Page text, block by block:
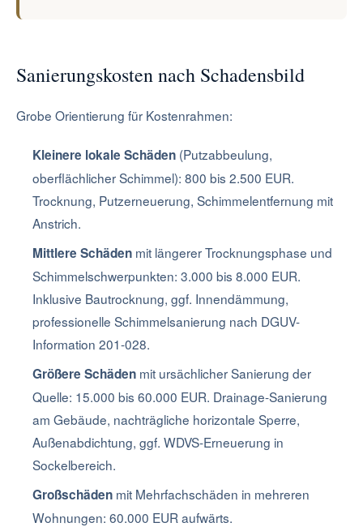
Sanierungskosten nach Schadensbild
Grobe Orientierung für Kostenrahmen:
Kleinere lokale Schäden (Putzabbeulung,
oberflächlicher Schimmel): 800 bis 2.500 EUR.
Trocknung, Putzerneuerung, Schimmelentfernung mit
Anstrich.
Mittlere Schäden mit längerer Trocknungsphase und
Schimmelschwerpunkten: 3.000 bis 8.000 EUR.
Inklusive Bautrocknung, ggf. Innendämmung,
professionelle Schimmelsanierung nach DGUV-
Information 201-028.
Größere Schäden mit ursächlicher Sanierung der
Quelle: 15.000 bis 60.000 EUR. Drainage-Sanierung
am Gebäude, nachträgliche horizontale Sperre,
Außenabdichtung, ggf. WDVS-Erneuerung in
Sockelbereich.
Großschäden mit Mehrfachschäden in mehreren
Wohnungen: 60.000 EUR aufwärts.